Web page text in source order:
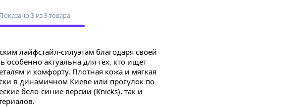
Показано 3 из 3 товара
лайфстайл-силуэтам благодаря своей
особенно актуальна для тех, кто ищет
и комфорту. Плотная кожа и мягкая
в динамичном Киеве или прогулок по
бело-синие версии (Knicks), так и